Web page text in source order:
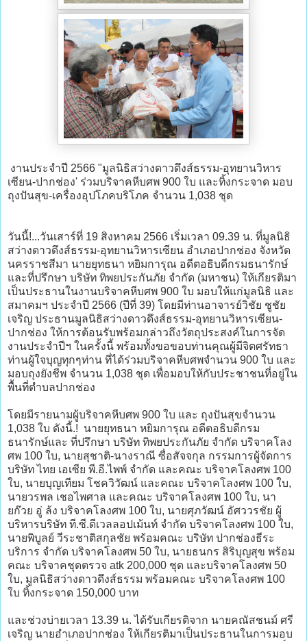
งานประจำปี 2566 "มูลนิธิสว่างดาวดึงส์ธรรม-อุทยานวิหาร
เซียน-ปากช่อง' ร่วมบริจาคหีบศพ 900 ใบ และทิ้งกระจาด มอบ
ถุงปันสุข-เครื่องอุปโภคบริโภค จำนวน 1,038 ชุด
วันนี้!...วันเสาร์ที่ 19 สิงหาคม 2566 เริ่มเวลา 09.39 น. ที่มูลนิธิ
สว่างดาวดึงส์ธรรม-อุทยานวิหารเซียน อำเภอปากช่อง จังหวัด
นครราชสีมา นายยุทธนา หยิมการุณ อดีตอธิบดีกรมธนารักษ์
และที่ปรึกษา บริษัท ทิพยประกันภัย จำกัด (มหาชน) ให้เกียรติมา
เป็นประธานในงานบริจาคหีบศพ 900 ใบ มอบให้แก่มูลนิธิ และ
สมาคมฯ ประจำปี 2566 (ปีที่ 39) โดยมีท่านอาจารย์วิชัย ชูชัย
เจริญ ประธานมูลนิธิสว่างดาวดึงส์ธรรม-อุทยานวิหารเซียน-
ปากช่อง ให้การต้อนรับพร้อมกล่าวถึงวัตถุประสงค์ในการจัด
งานประจำปีฯ ในครั้งนี้ พร้อมทั้งขอขอบท่านคุณผู้มีจิตศรัทธา
ท่านผู้ใจบุญทุกๆท่าน ที่ได้ร่วมบริจาคหีบศพจำนวน 900 ใบ และ
มอบถุงยังชีพ จำนวน 1,038 ชุด เพื่อมอบให้กับประชาชนที่อยู่ใน
พื้นที่ตำบลปากช่อง
โดยมีรายนามผู้บริจาคหีบศพ 900 ใบ และ ถุงปันสุขจำนวน
1,038 ใบ ดังนี้.! นายยุทธนา หยิมการุณ อดีตอธิบดีกรม
ธนารักษ์และ ที่ปรึกษา บริษัท ทิพยประกันภัย จำกัด บริจาคโลง
ศพ 100 ใบ, นายสุชาติ-นางราณี ซื่อสัจจกุล กรรมการผู้จัดการ
บริษัท ไทย เอเซีย พี.อี.ไพพ์ จำกัด และคณะ บริจาคโลงศพ 100
ใบ, นายบุญเทียม โชควิวัฒน์ และคณะ บริจาคโลงศพ 100 ใบ,
นายวรพล เชอไพศาล และคณะ บริจาคโลงศพ 100 ใบ, นา
ยก๊วย อู่ ล้ง บริจาคโลงศพ 100 ใบ, นายศุภวัฒน์ อัศววรชัย ผู้
บริหารบริษัท ที.ซี.ดีเวลลอปเม้นท์ จำกัด บริจาคโลงศพ 100 ใบ,
นายพิบูลย์ วีระชาติสกุลชัย พร้อมคณะ บริษัท ปากช่องธีระ
บริการ จำกัด บริจาคโลงศพ 50 ใบ, นายธนกร สิริบุญสุข พร้อม
คณะ บริจาคชุดตรวจ atk 200,000 ชุด และบริจาคโลงศพ 50
ใบ, มูลนิธิสว่างดาวดึงส์ธรรม พร้อมคณะ บริจาคโลงศพ 100
ใบ ทิ้งกระจาด 150,000 บาท
และช่วงบ่ายเวลา 13.39 น. ได้รับเกียรติจาก นายคณัสชนม์ ศรี
เจริญ นายอำเภอปากช่อง ให้เกียรติมาเป็นประธานในการมอบ